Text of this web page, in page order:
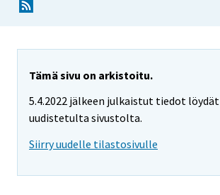
Tämä sivu on arkistoitu.
5.4.2022 jälkeen julkaistut tiedot löydät
uudistetulta sivustolta.
Siirry uudelle tilastosivulle